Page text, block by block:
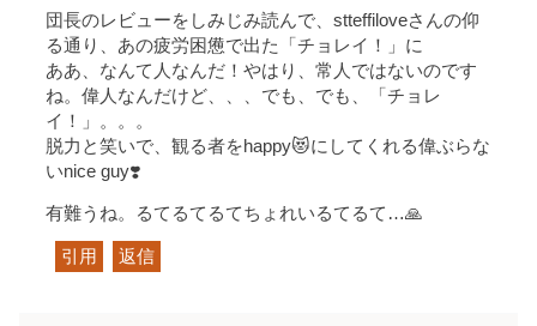
団長のレビューをしみじみ読んで、stteffiloveさんの仰
る通り、あの疲労困憊で出た「チョレイ！」に
ああ、なんて人なんだ！やはり、常人ではないのです
ね。偉人なんだけど、、、でも、でも、「チョレ
イ！」。。。
脱力と笑いで、観る者をhappy😻にしてくれる偉ぶらな
いnice guy❣️
有難うね。るてるてるてちょれいるてるて…🙏
引用 返信